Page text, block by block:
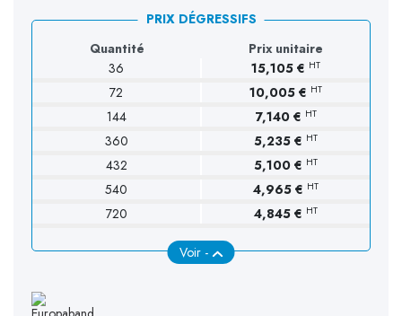
PRIX DÉGRESSIFS
Quantité
Prix unitaire
36
15,105 € HT
72 10,005 € HT
144 7,140 € HT
360 5,235 € HT
432 5,100 € HT
540 4,965 € HT
720 4,845 € HT
Voir -